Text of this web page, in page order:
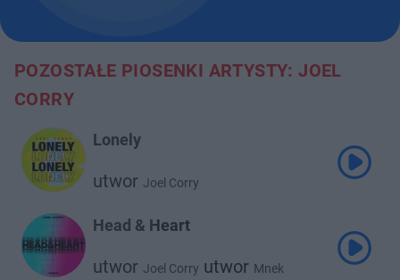
POZOSTAŁE PIOSENKI ARTYSTY: JOEL
CORRY
Lonely
utwor Joel Corry
Head & Heart
utwor Joel Corry utwor Mnek